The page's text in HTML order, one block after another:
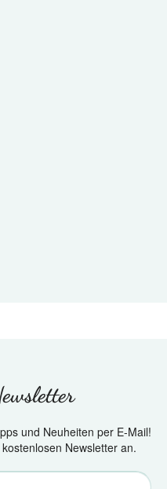
und Neuheiten per E-Mail!
Newsletter an.